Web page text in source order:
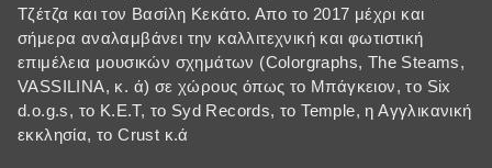
Τζέτζα και τον Βασίλη Κεκάτο. Απο το 2017 μέχρι και
σήμερα αναλαμβάνει την καλλιτεχνική και φωτιστική
επιμέλεια μουσικών σχημάτων (Colorgraphs, The Steams,
VASSILINA, κ. ά) σε χώρους όπως το Μπάγκειον, το Six
d.o.g.s, το K.E.T, το Syd Records, το Temple, η Αγγλικανική
εκκλησία, το Crust κ.ά